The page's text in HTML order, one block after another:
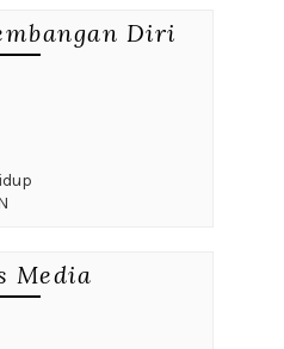
Diri
Media